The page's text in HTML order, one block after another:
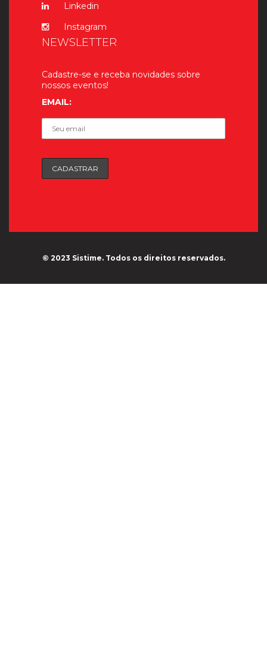
Linkedin
Instagram
NEWSLETTER
Cadastre-se e receba novidades sobre
nossos eventos!
EMAIL:
© 2023 Sistime. Todos os direitos reservados.